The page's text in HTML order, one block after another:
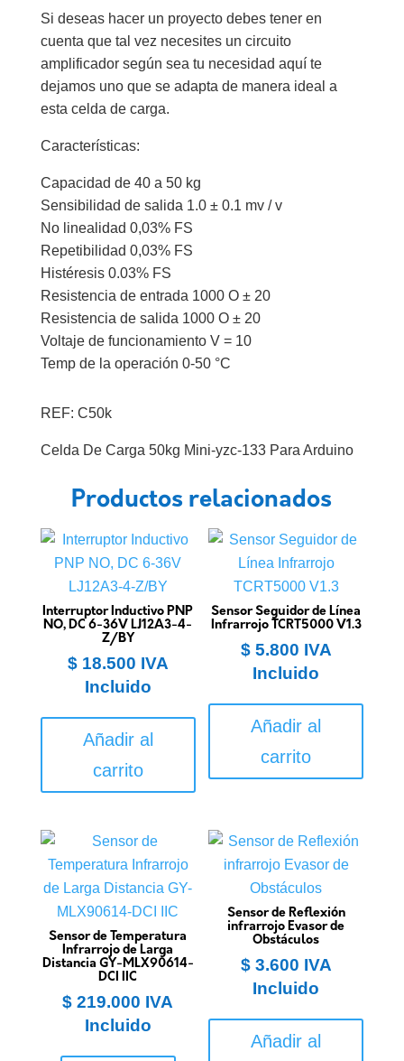
Si deseas hacer un proyecto debes tener en
cuenta que tal vez necesites un circuito
amplificador según sea tu necesidad aquí te
dejamos uno que se adapta de manera ideal a
esta celda de carga.
Características:
Capacidad de 40 a 50 kg
Sensibilidad de salida 1.0 ± 0.1 mv / v
No linealidad 0,03% FS
Repetibilidad 0,03% FS
Histéresis 0.03% FS
Resistencia de entrada 1000 O ± 20
Resistencia de salida 1000 O ± 20
Voltaje de funcionamiento V = 10
Temp de la operación 0-50 °C
REF: C50k
Celda De Carga 50kg Mini-yzc-133 Para Arduino
Productos relacionados
Interruptor Inductivo PNP
NO, DC 6-36V LJ12A3-4-
Z/BY
$18.500 IVA
Incluido
Añadir al
carrito
Sensor Seguidor de Línea
Infrarrojo TCRT5000 V1.3
$5.800 IVA
Incluido
Añadir al
carrito
Sensor de Temperatura
Infrarrojo de Larga
Distancia GY-MLX90614-
DCI IIC
$ 219.000 IVA
Incluido
Sensor de Reflexión
infrarrojo Evasor de
Obstáculos
$3.600 IVA
Incluido
Añadir al